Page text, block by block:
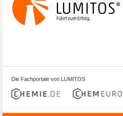
Die Fachportale von LUMITOS